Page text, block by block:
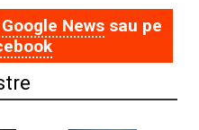
Google Newssau pe